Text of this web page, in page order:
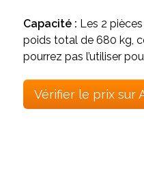
Capacité : Les 2
poids total de 680 kg,
pourrez pas l’utiliser
Vérifier le prix sur